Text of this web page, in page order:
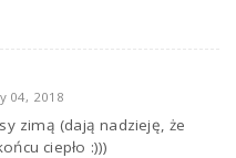
04, 2018
zimą (dają nadzieję, że
ciepło :)))